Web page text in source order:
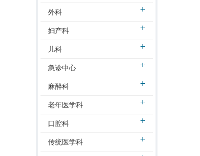
外科
妇产科
儿科
急诊中心
麻醉科
老年医学科
口腔科
传统医学科